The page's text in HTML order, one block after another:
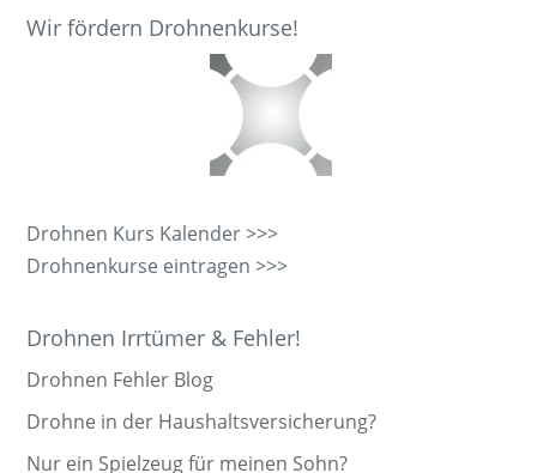
Wir fördern Drohnenkurse!
Drohnen Kurs Kalender >>>
Drohnenkurse eintragen >>>
Drohnen Irrtümer & Fehler!
Drohnen Fehler Blog
Drohne in der Haushaltsversicherung?
Nur ein Spielzeug für meinen Sohn?